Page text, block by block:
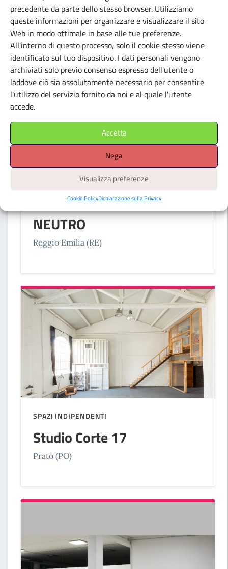
precedente da parte dello stesso browser. Utilizziamo
queste informazioni per organizzare e visualizzare il sito
Web in modo ottimale in base alle tue preferenze.
All'interno di questo processo, solo il cookie stesso viene
identificato sul tuo dispositivo. I dati personali vengono
archiviati solo previo consenso espresso dell'utente o
laddove ciò sia assolutamente necessario per consentire
l'utilizzo del servizio fornito da noi e al quale l'utente
accede.
Accetta
Nega
Visualizza preferenze
Cookie PolicyDichiarazione sulla Privacy
TRIPLA
Bologna (BO)
SPAZI INDIPENDENTI
NEUTRO
Reggio Emilia (RE)
SPAZI INDIPENDENTI
Studio Corte 17
Prato (PO)